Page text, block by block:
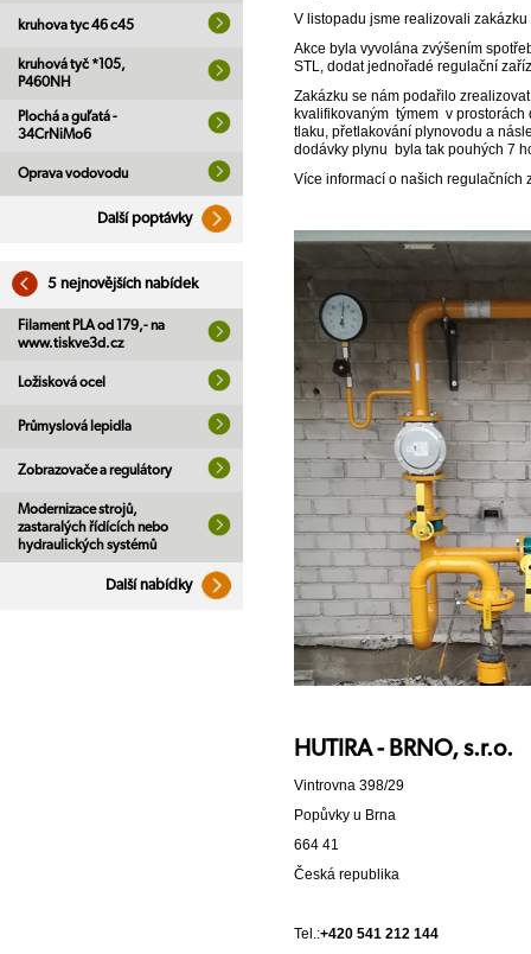
kruhova tyc 46 c45
kruhová tyč *105,
P460NH
Plochá a guľatá -
34CrNiMo6
Oprava vodovodu
Další poptávky
5 nejnovějších nabídek
Filament PLA od 179,- na
www.tiskve3d.cz
Ložisková ocel
Průmyslová lepidla
Zobrazovače a regulátory
Modernizace strojů,
zastaralých řídících nebo
hydraulických systémů
Další nabídky
V listopadu jsme realizovali
Akce byla vyvolána zvýšením
STL, dodat jednořadé regulační
Zakázku se nám podařilo
kvalifikovaným týmem v
tlaku, přetlakování plynovodu a
dodávky plynu byla tak pouhých 7
Více informací o našich regulačních
HUTIRA - BRNO, s.r.o.
Vintrovna 398/29
Popůvky u Brna
664 41
Česká republika
Tel.:+420 541 212 144